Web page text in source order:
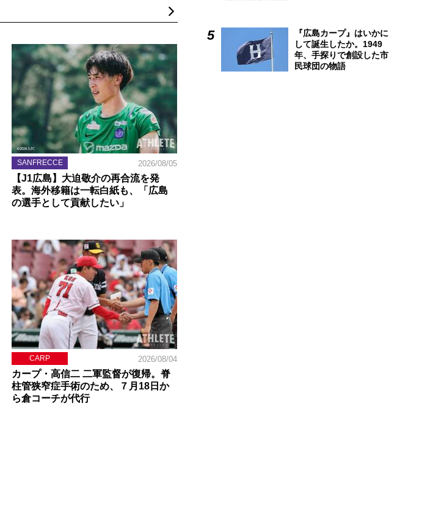
SANFRECCE 2026/08/05
【J1広島】大迫敬介の再合流を発
表。海外移籍は一転白紙も、「広島
の選手として貢献したい」
CARP 2026/08/04
カープ・高信二 二軍監督が復帰。脊
柱管狭窄症手術のため、７月18日か
ら倉コーチが代行
『広島カープ』はいかに
して誕生したか。1949
年、手探りで創設した市
民球団の物語